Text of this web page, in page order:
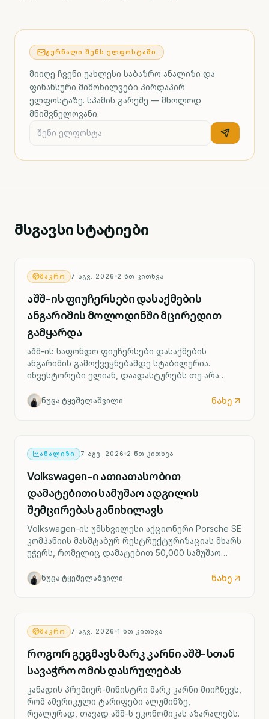
ᲟᲣᲠᲜᲐᲚᲘ ᲨᲔᲜᲡ ᲔᲚᲤᲝᲡᲢᲐᲨᲘ
მიიღე ჩვენი უახლესი საბაზრო ანალიზი და
ფინანსური მიმოხილვები პირდაპირ
ელფოსტაზე. სპამის გარეშე — მხოლოდ
მნიშვნელოვანი.
მსგავსი სტატიები
ᲛᲐᲙᲠᲝ 7 ᲐᲒᲕ. 2026 2 ᲬᲗ ᲙᲘᲗᲮᲕᲐ
აშშ-ის ფიუჩერსები დასაქმების
ანგარიშის მოლოდინში მცირედით
გამყარდა
აშშ-ის საფონდო ფიუჩერსები დასაქმების
ანგარიშის გამოქვეყნებამდე სტაბილურია.
ინვესტორები ელიან, დაადასტურებს თუ არა
მიერ საპროცენტო განაკვეთის შესაძლო ზრდის
სცენარს უკვე სექტემბრიდან.
ნუცა ტყეშელაშვილი ნახე
ᲐᲜᲐᲚᲘᲖᲘ 7 ᲐᲒᲕ. 2026 2 ᲬᲗ ᲙᲘᲗᲮᲕᲐ
Volkswagen-ი ათიათასობით
დამატებითი სამუშაო ადგილის
შემცირებას განიხილავს
Volkswagen-ის უმსხვილესი აქციონერი Porsche SE
კომპანიის მასშტაბურ რესტრუქტურიზაციას მხარს
უჭერს, რომელიც დამატებით 50,000 სამუშაო
ქარხნის შესაძლო დახურვას ითვალისწინებს.
ნუცა ტყეშელაშვილი ნახე
ᲛᲐᲙᲠᲝ 7 ᲐᲒᲕ. 2026 1 ᲬᲗ ᲙᲘᲗᲮᲕᲐ
როგორ გეგმავს მარკ კარნი აშშ-სთან
სავაჭრო ომის დასრულებას
კანადის პრემიერ-მინისტრი მარკ კარნი მიიჩნევს,
რომ ამერიკული ტარიფები ალუმინზე,
რეალურად, თავად აშშ-ს ეკონომიკას აზარალებს.